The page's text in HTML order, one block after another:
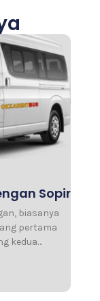
Sopir
biasanya
pertama
kedua…